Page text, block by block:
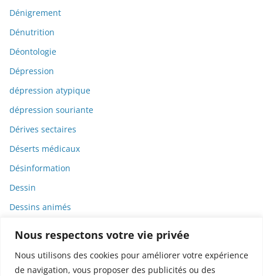
Nous respectons votre vie privée
Nous utilisons des cookies pour améliorer votre expérience
de navigation, vous proposer des publicités ou des
Dénigrement
Dénutrition
Déontologie
Dépression
dépression atypique
dépression souriante
Dérives sectaires
Déserts médicaux
Désinformation
Dessin
Dessins animés
Dette